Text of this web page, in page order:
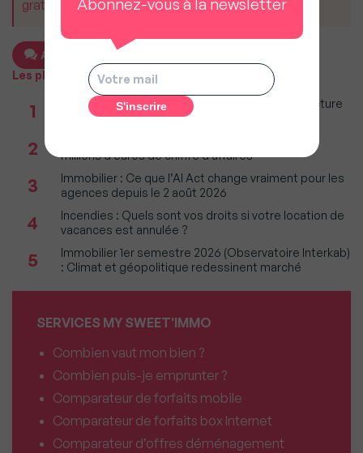
gratuit pour tous.
Ajouter un commentaire
Les plus populaires
1
Taxe foncière 2026 : Ces grandes villes où la facture
restera parmi les plus lourdes
2
millions d'euros de chiffre d'affaires
3
Immobilier : Ce que l’AI Act change vraiment pour les
agences depuis le 2 août 2026
4
Incendies : Quels sont vos droits si votre location de
vacances est annulée ?
5
Immobilier 1er semestre 2026 (Observatoire Interkab)
: Climat et géopolitique redessinent marché
SERVICES MY SWEET'IMMO
Combien vaut mon bien ?
Combien puis-je emprunter ?
Comparateur de forfaits mobile
Comparateur de forfaits box Internet
Comparateur d’offres déménagement
Abonnez-vous à la newsletter